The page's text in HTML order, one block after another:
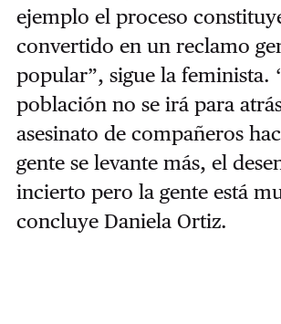
ejemplo el proceso
convertido en un reclamo
popular”, sigue la feminista.
población no se irá para
asesinato de compañeros
gente se levante más, el
incierto pero la gente está
concluye Daniela Ortiz.